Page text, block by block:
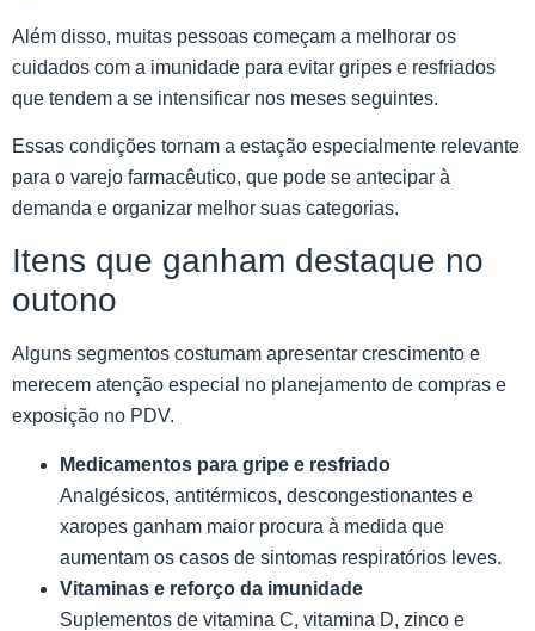
Além disso, muitas pessoas começam a melhorar os
cuidados com a imunidade para evitar gripes e resfriados
que tendem a se intensificar nos meses seguintes.
Essas condições tornam a estação especialmente relevante
para o varejo farmacêutico, que pode se antecipar à
demanda e organizar melhor suas categorias.
Itens que ganham destaque no
outono
Alguns segmentos costumam apresentar crescimento e
merecem atenção especial no planejamento de compras e
exposição no PDV.
Medicamentos para gripe e resfriado
Analgésicos, antitérmicos, descongestionantes e
xaropes ganham maior procura à medida que
aumentam os casos de sintomas respiratórios leves.
Vitaminas e reforço da imunidade
Suplementos de vitamina C, vitamina D, zinco e